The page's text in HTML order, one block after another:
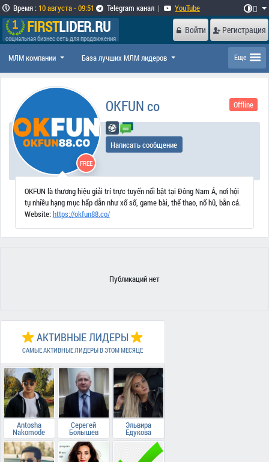
Время: 10 августа - 09:51 Telegram канал | YouTube 
FIRSTLIDER.RU
социальная бизнес сеть для продвижения
Войти Регистрация
МЛМ компании База лучших МЛМ лидеров Еще
FREE
OKFUN co Offline
Написать сообщение
OKFUN là thương hiệu giải trí trực tuyến nổi bật tại Đông Nam Á, nơi hội
tụ nhiều hạng mục hấp dẫn như xổ số, game bài, thể thao, nổ hũ, bắn cá.
Website:https://okfun88.co/
Публикаций нет
АКТИВНЫЕ ЛИДЕРЫ
САМЫЕ АКТИВНЫЕ ЛИДЕРЫ В ЭТОМ МЕСЯЦЕ
Antosha
Nakomode
Серегей
Болышев
Эльвира
Едукова